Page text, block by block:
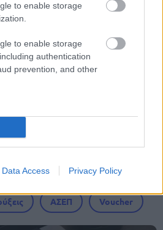
to enable storage
to enable storage
authentication
prevention, and other
Data Access Privacy Policy
Εργαζόμενοι
ΑΣΕΠ Voucher